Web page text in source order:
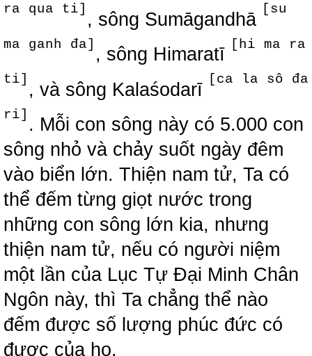
ra qua ti] , sông Sumāgandhā [su
ma ganh đa] , sông Himaratī [hi ma ra
ti] , và sông Kalaśodarī [ca la sô đa
ri] . Mỗi con sông này có 5.000 con
sông nhỏ và chảy suốt ngày đêm
vào biển lớn. Thiện nam tử, Ta có
thể đếm từng giọt nước trong
những con sông lớn kia, nhưng
thiện nam tử, nếu có người niệm
một lần của Lục Tự Đại Minh Chân
Ngôn này, thì Ta chẳng thể nào
đếm được số lượng phúc đức có
được của họ.